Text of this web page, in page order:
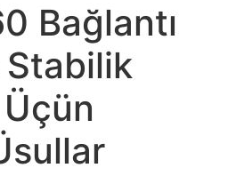
Bağlantı